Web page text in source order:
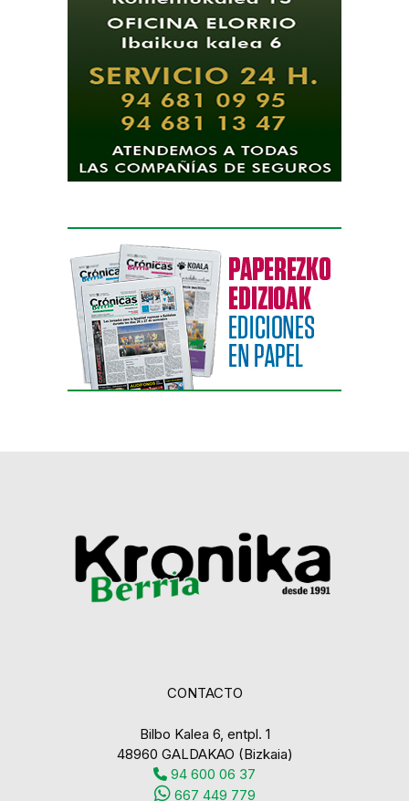
CONTACTO
Bilbo Kalea 6, entpl. 1
48960 GALDAKAO (Bizkaia)
94 600 06 37
667 449 779